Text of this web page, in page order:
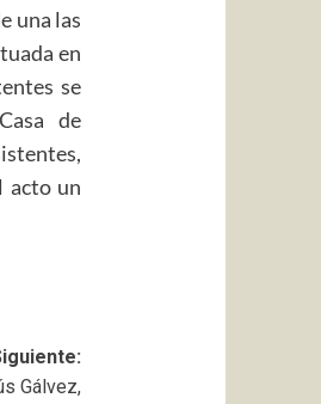
una las
en
se
de
acto un
Gálvez,